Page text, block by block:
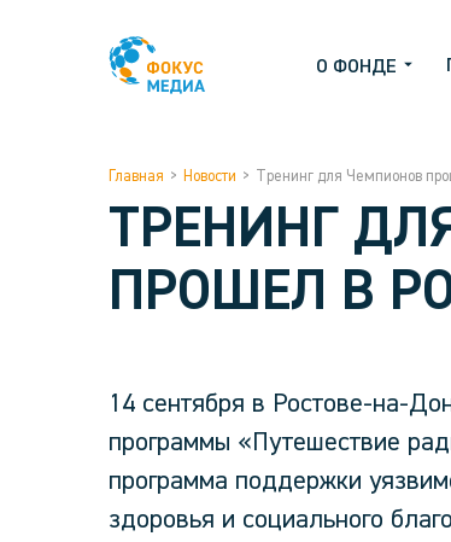
О ФОНДЕ
Главная > Новости > Тренинг для Чемпионов
ТРЕНИНГ
ПРОШЕЛ В
14 сентября в Ростове-на-
программы «Путешествие
программа поддержки
здоровья и социального